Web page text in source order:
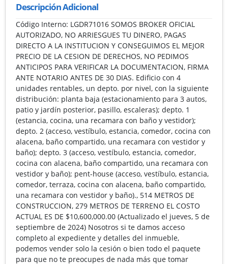
Descripción Adicional
Código Interno: LGDR71016 SOMOS BROKER OFICIAL
AUTORIZADO, NO ARRIESGUES TU DINERO, PAGAS
DIRECTO A LA INSTITUCION Y CONSEGUIMOS EL MEJOR
PRECIO DE LA CESION DE DERECHOS, NO PEDIMOS
ANTICIPOS PARA VERIFICAR LA DOCUMENTACION, FIRMA
ANTE NOTARIO ANTES DE 30 DIAS. Edificio con 4
unidades rentables, un depto. por nivel, con la siguiente
distribución: planta baja (estacionamiento para 3 autos,
patio y jardín posterior, pasillo, escaleras); depto. 1
(estancia, cocina, una recamara con baño y vestidor);
depto. 2 (acceso, vestíbulo, estancia, comedor, cocina con
alacena, baño compartido, una recamara con vestidor y
baño); depto. 3 (acceso, vestíbulo, estancia, comedor,
cocina con alacena, baño compartido, una recamara con
vestidor y baño); pent-house (acceso, vestíbulo, estancia,
comedor, terraza, cocina con alacena, baño compartido,
una recamara con vestidor y baño)., 514 METROS DE
CONSTRUCCION, 279 METROS DE TERRENO EL COSTO
ACTUAL ES DE $10,600,000.00 (Actualizado el jueves, 5 de
septiembre de 2024) Nosotros si te damos acceso
completo al expediente y detalles del inmueble,
podemos vender solo la cesión o bien todo el paquete
para que no te preocupes de nada más que tomar